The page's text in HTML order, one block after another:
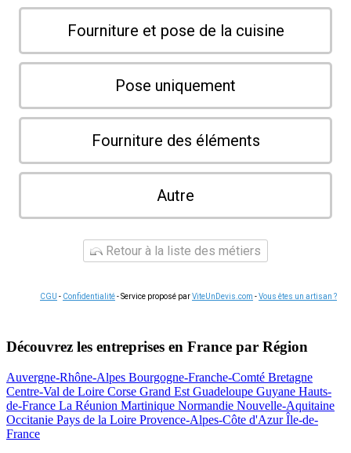
Fourniture et pose de la cuisine
Pose uniquement
Fourniture des éléments
Autre
Retour à la liste des métiers
CGU - Confidentialité- Service proposé parViteUnDevis.com -Vous êtes un artisan ?
Découvrez les entreprises en France par Région
Auvergne-Rhône-Alpes Bourgogne-Franche-Comté Bretagne
Centre-Val de Loire Corse Grand Est Guadeloupe Guyane Hauts-
de-France La Réunion Martinique Normandie Nouvelle-Aquitaine
Occitanie Pays de la Loire Provence-Alpes-Côte d'AzurÎle-de-
France